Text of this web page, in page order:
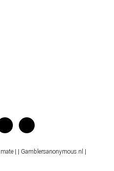
| | Gamblersanonymous.nl